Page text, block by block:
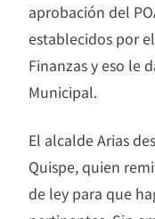
aprobación del
establecidos por
Finanzas y eso le
Municipal.
El alcalde Arias
Quispe, quien
de ley para que